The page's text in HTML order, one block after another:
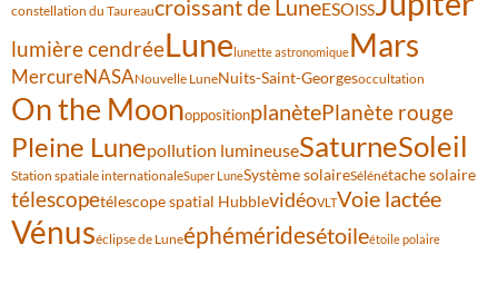
constellation du Taureaucroissant de LuneESOISS
lumière cendréeLune lunette astronomiqueMars
MercureNASANouvelle LuneNuits-Saint-Georgesoccultation
On the MoonoppositionplanètePlanète rouge
Pleine Lunepollution lumineuseSaturneSoleil
Station spatiale internationaleSuper LuneSystème solaireSélénétache solaire
télescopetélescope spatial HubblevidéoVLTVoie lactée
Vénuséclipse de Luneéphéméridesétoileétoile polaire